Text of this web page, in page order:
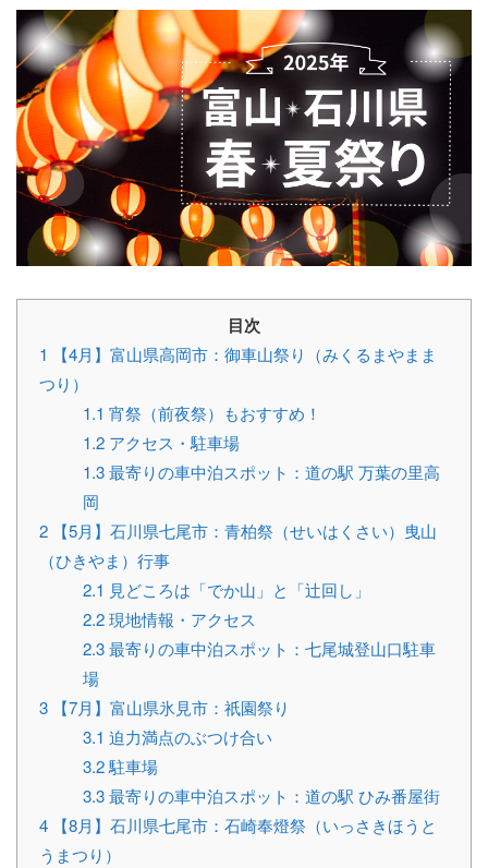
目次
1 【4月】富山県高岡市：御車山祭り（みくるまやまま
つり）
1.1 宵祭（前夜祭）もおすすめ！
1.2 アクセス・駐車場
1.3最寄りの車中泊スポット：道の駅 万葉の里高
岡
2 【5月】石川県七尾市：青柏祭（せいはくさい）曳山
（ひきやま）行事
2.1 見どころは「でか山」と「辻回し」
2.2現地情報・アクセス
2.3最寄りの車中泊スポット：七尾城登山口駐車
場
3 【7月】富山県氷見市：祇園祭り
3.1 迫力満点のぶつけ合い
3.2駐車場
3.3最寄りの車中泊スポット：道の駅 ひみ番屋街
4 【8月】石川県七尾市：石崎奉燈祭（いっさきほうと
うまつり）